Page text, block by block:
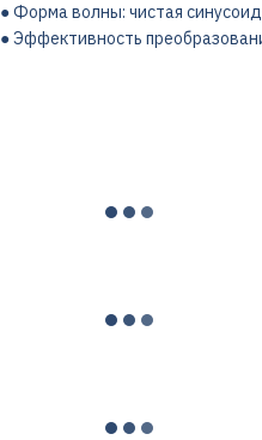
● Форма волны: чистая
● Эффективность